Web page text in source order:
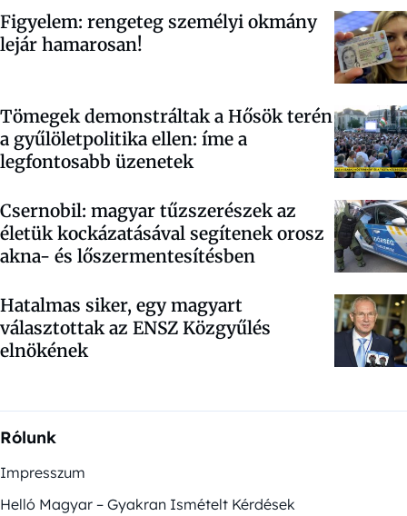
Figyelem: rengeteg személyi okmány
lejár hamarosan!
Tömegek demonstráltak a Hősök terén
a gyűlöletpolitika ellen: íme a
legfontosabb üzenetek
Csernobil: magyar tűzszerészek az
életük kockázatásával segítenek orosz
akna- és lőszermentesítésben
Hatalmas siker, egy magyart
választottak az ENSZ Közgyűlés
elnökének
Rólunk
Impresszum
Helló Magyar – Gyakran Ismételt Kérdések